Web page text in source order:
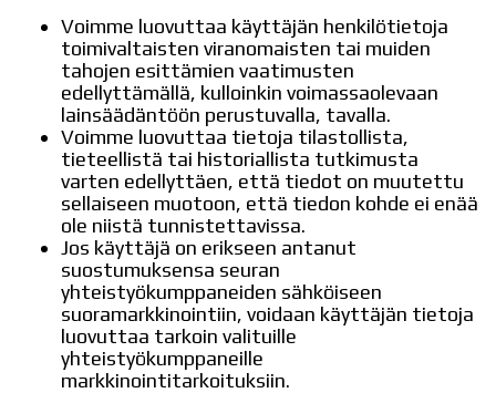
Voimme luovuttaa käyttäjän henkilötietoja
toimivaltaisten viranomaisten tai muiden
tahojen esittämien vaatimusten
edellyttämällä, kulloinkin voimassaolevaan
lainsäädäntöön perustuvalla, tavalla.
Voimme luovuttaa tietoja tilastollista,
tieteellistä tai historiallista tutkimusta
varten edellyttäen, että tiedot on muutettu
sellaiseen muotoon, että tiedon kohde ei enää
ole niistä tunnistettavissa.
Jos käyttäjä on erikseen antanut
suostumuksensa seuran
yhteistyökumppaneiden sähköiseen
suoramarkkinointiin, voidaan käyttäjän tietoja
luovuttaa tarkoin valituille
yhteistyökumppaneille
markkinointitarkoituksiin.